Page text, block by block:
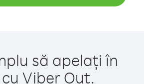
să apelați în
Viber Out.